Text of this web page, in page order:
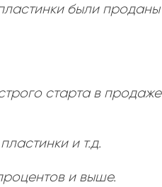
были проданы
старта в продаже
и т.д.
и выше.